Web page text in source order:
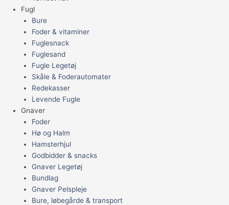
Fugl
Bure
Foder & vitaminer
Fuglesnack
Fuglesand
Fugle Legetøj
Skåle & Foderautomater
Redekasser
Levende Fugle
Gnaver
Foder
Hø og Halm
Hamsterhjul
Godbidder & snacks
Gnaver Legetøj
Bundlag
Gnaver Pelspleje
Bure, løbegårde & transport